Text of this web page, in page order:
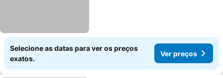
Selecione as datas para ver os preços
exatos.
Ver preços